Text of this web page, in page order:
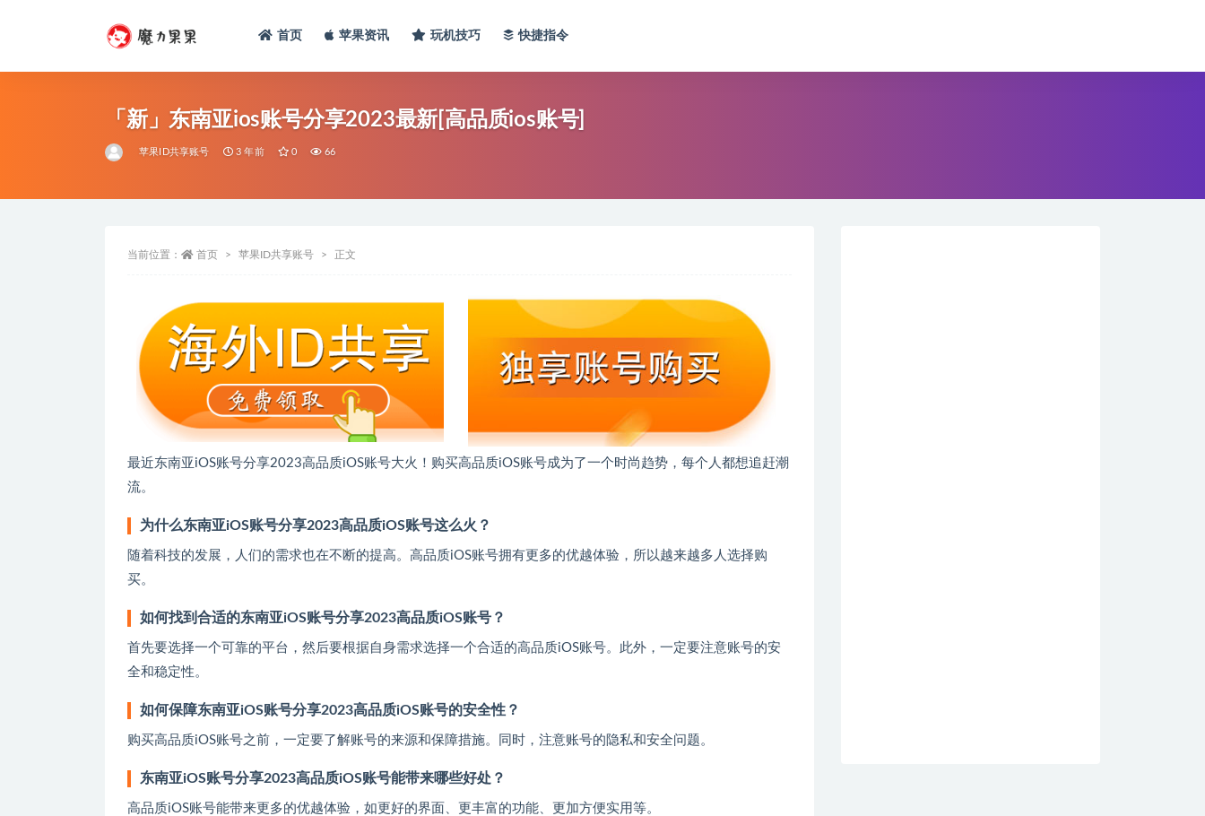
首页 苹果资讯 玩机技巧 快捷指令
「新」东南亚ios账号分享2023最新[高品质ios账号]
苹果ID共享账号 3 年前 0 66
当前位置： 首页 苹果ID共享账号 正文
最近东南亚iOS账号分享2023高品质iOS账号大火！购买高品质iOS账号成为了一个时尚趋势，每个人都想追赶潮
流。
为什么东南亚iOS账号分享2023高品质iOS账号这么火？
随着科技的发展，人们的需求也在不断的提高。高品质iOS账号拥有更多的优越体验，所以越来越多人选择购
买。
如何找到合适的东南亚iOS账号分享2023高品质iOS账号？
首先要选择一个可靠的平台，然后要根据自身需求选择一个合适的高品质iOS账号。此外，一定要注意账号的安
全和稳定性。
如何保障东南亚iOS账号分享2023高品质iOS账号的安全性？
购买高品质iOS账号之前，一定要了解账号的来源和保障措施。同时，注意账号的隐私和安全问题。
东南亚iOS账号分享2023高品质iOS账号能带来哪些好处？
高品质iOS账号能带来更多的优越体验，如更好的界面、更丰富的功能、更加方便实用等。